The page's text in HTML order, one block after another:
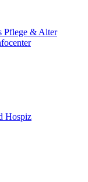
Pflege & Alter
Hospiz